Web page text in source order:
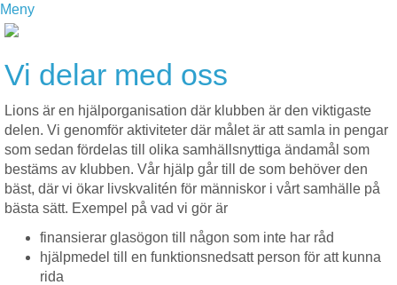
Meny
Vi delar med oss
Lions är en hjälporganisation där klubben är den viktigaste
delen. Vi genomför aktiviteter där målet är att samla in pengar
som sedan fördelas till olika samhällsnyttiga ändamål som
bestäms av klubben. Vår hjälp går till de som behöver den
bäst, där vi ökar livskvalitén för människor i vårt samhälle på
bästa sätt. Exempel på vad vi gör är
finansierar glasögon till någon som inte har råd
hjälpmedel till en funktionsnedsatt person för att kunna
rida